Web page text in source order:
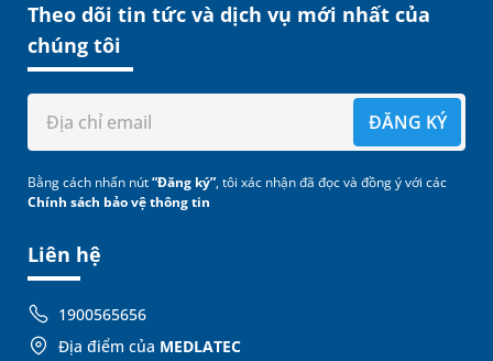
Liên hệ
1900565656
Địa điểm của MEDLATEC
Theo dõi tin tức và dịch vụ mới nhất của
chúng tôi
ĐĂNG KÝ
Bằng cách nhấn nút“Đăng ký”, tôi xác nhận đã đọc và đồng ý với các
Chính sách bảo vệ thông tin